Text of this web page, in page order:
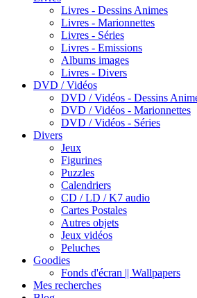
Livres - Dessins Animes
Livres - Marionnettes
Livres - Séries
Livres - Emissions
Albums images
Livres - Divers
DVD / Vidéos
DVD / Vidéos - Dessins
DVD / Vidéos - Marionnettes
DVD / Vidéos - Séries
Divers
Jeux
Figurines
Puzzles
Calendriers
CD / LD / K7 audio
Cartes Postales
Autres objets
Jeux vidéos
Peluches
Goodies
Fonds d'écran || Wallpapers
Mes recherches